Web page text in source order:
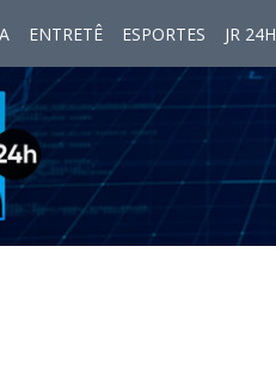
ENTRETÊ ESPORTES JR 24H